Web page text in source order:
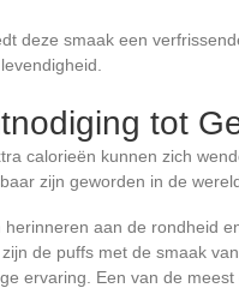
deze smaak een
tot
calorieën kunnen zich
zijn geworden in de
herinneren aan de rondheid
de puffs met de smaak
ervaring. Een van de